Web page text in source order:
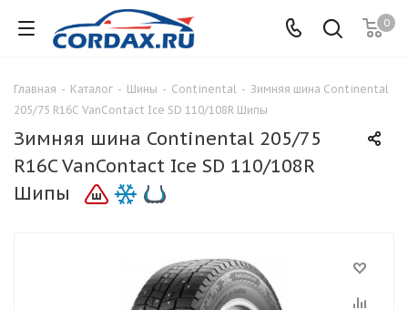
0
Главная - Каталог - Шины - Continental - Зимняя шина Continental
205/75 R16C VanContact Ice SD 110/108R Шипы
Зимняя шина Continental 205/75
R16C VanContact Ice SD 110/108R
Шипы